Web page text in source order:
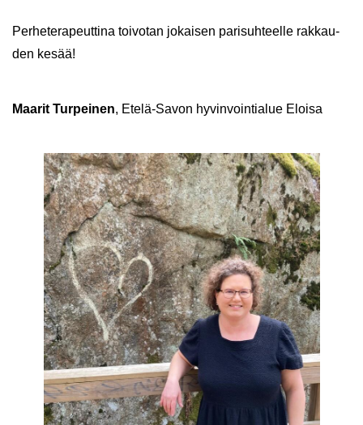
Per­he­te­ra­peut­ti­na toi­vo­tan jo­kai­sen pa­ri­suh­teel­le rak­kau­
den kesää!
Maa­rit Tur­pei­nen, Etelä-​Savon hy­vin­voin­tia­lue Eloi­sa